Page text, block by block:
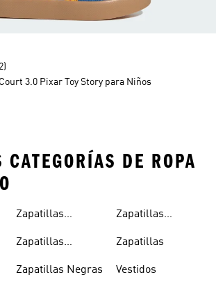
3.0 Pixar Toy Story para Niños
CATEGORÍAS DE ROPA
Zapatillas
Zapatillas
Zapatillas Negras
Zapatillas
Zapatillas
Vestidos